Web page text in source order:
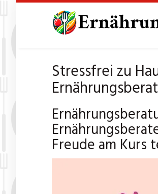
Stressfrei zu
Freude am Kurs